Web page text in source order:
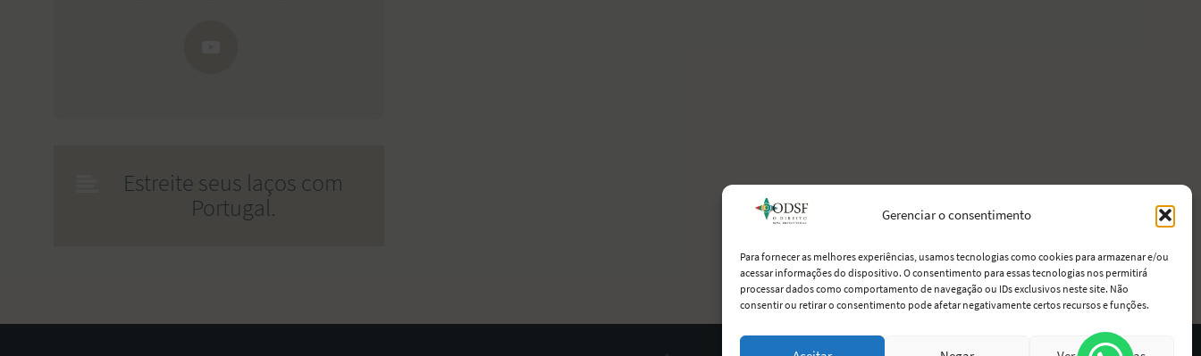
Gerenciar o consentimento
Para fornecer as melhores experiências, usamos tecnologias como cookies para armazenar e/ou
acessar informações do dispositivo. O consentimento para essas tecnologias nos permitirá
processar dados como comportamento de navegação ou IDs exclusivos neste site. Não
consentir ou retirar o consentimento pode afetar negativamente certos recursos e funções.
Estreite seus laços com
Portugal.